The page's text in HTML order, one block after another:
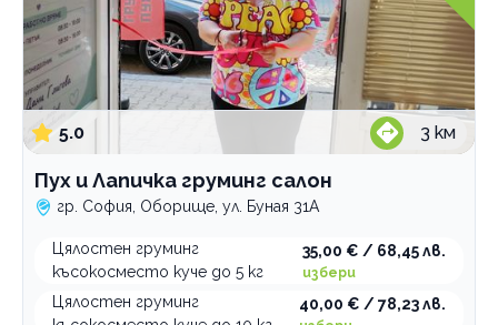
5.0 3 км
Пух и Лапичка груминг салон
гр. София, Оборище, ул. Буная 31А
Цялостен груминг
късокосместо куче до 5 кг
35,00 € / 68,45 лв.
избери
Цялостен груминг
40,00 € / 78,23 лв.